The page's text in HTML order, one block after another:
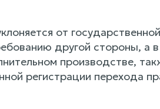
от
другой стороны, а
производстве,
регистрации перехода